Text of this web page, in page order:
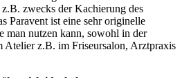
zwecks der Kachierung des
Paravent ist eine sehr originelle
man nutzen kann, sowohl in der
Atelier z.B. im Friseursalon, Arztpraxis